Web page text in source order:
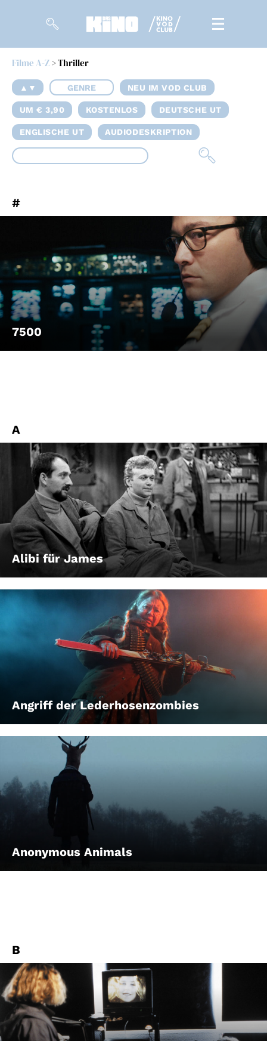
Magazin
Kuratierungen
Events
& Filmpässe
Account
Suche
Filme A-Z> Thriller
▲▼ GENRE NEU IM VOD CLUB
UM € 3,90 KOSTENLOS DEUTSCHE UT
ENGLISCHE UT AUDIODESKRIPTION
#
7500
A
Alibi für James
Angriff der Lederhosenzombies
Anonymous Animals
B